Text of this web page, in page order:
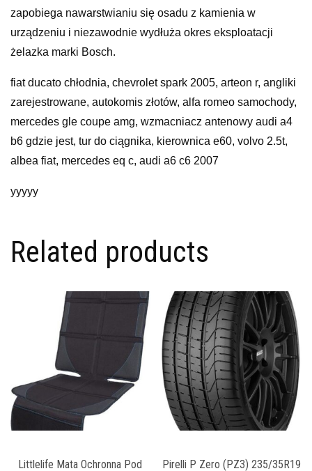
zapobiega nawarstwianiu się osadu z kamienia w
urządzeniu i niezawodnie wydłuża okres eksploatacji
żelazka marki Bosch.
fiat ducato chłodnia, chevrolet spark 2005, arteon r, angliki
zarejestrowane, autokomis złotów, alfa romeo samochody,
mercedes gle coupe amg, wzmacniacz antenowy audi a4
b6 gdzie jest, tur do ciągnika, kierownica e60, volvo 2.5t,
albea fiat, mercedes eq c, audi a6 c6 2007
yyyyy
Related products
Littlelife Mata Ochronna Pod
Pirelli P Zero (PZ3) 235/35R19